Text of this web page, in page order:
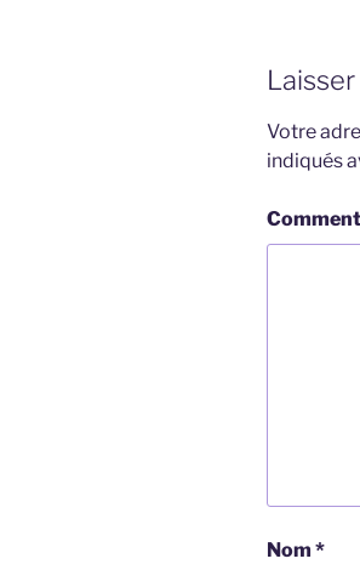
Votre
indiqués
Nom *